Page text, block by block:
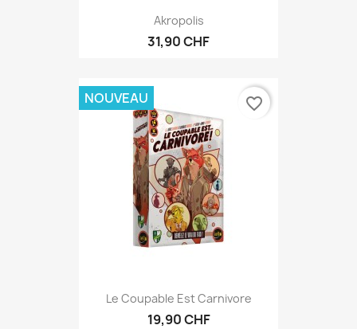
Akropolis
31,90 CHF
Le Coupable Est Carnivore
19,90 CHF
NOUVEAU favorite_border